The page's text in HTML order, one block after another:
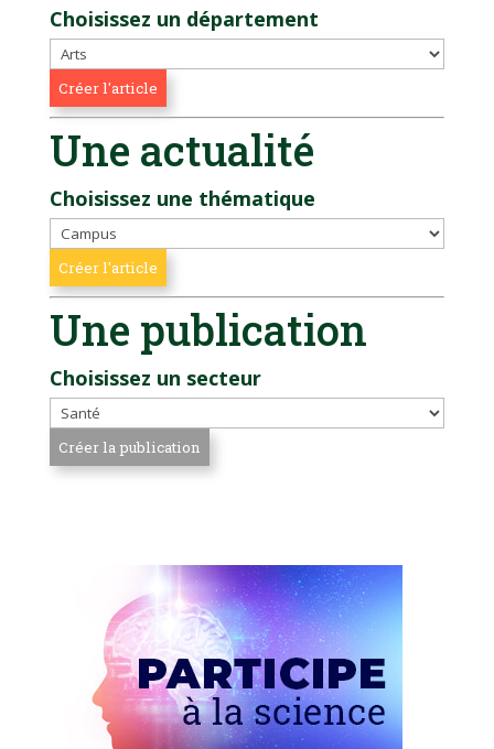
Choisissez un département
Une actualité
Choisissez une thématique
Une publication
Choisissez un secteur